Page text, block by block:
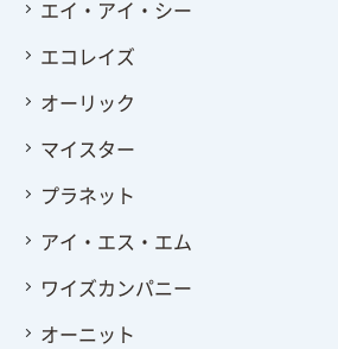
エイ・アイ・シー
エコレイズ
オーリック
マイスター
プラネット
アイ・エス・エム
ワイズカンパニー
オーニット